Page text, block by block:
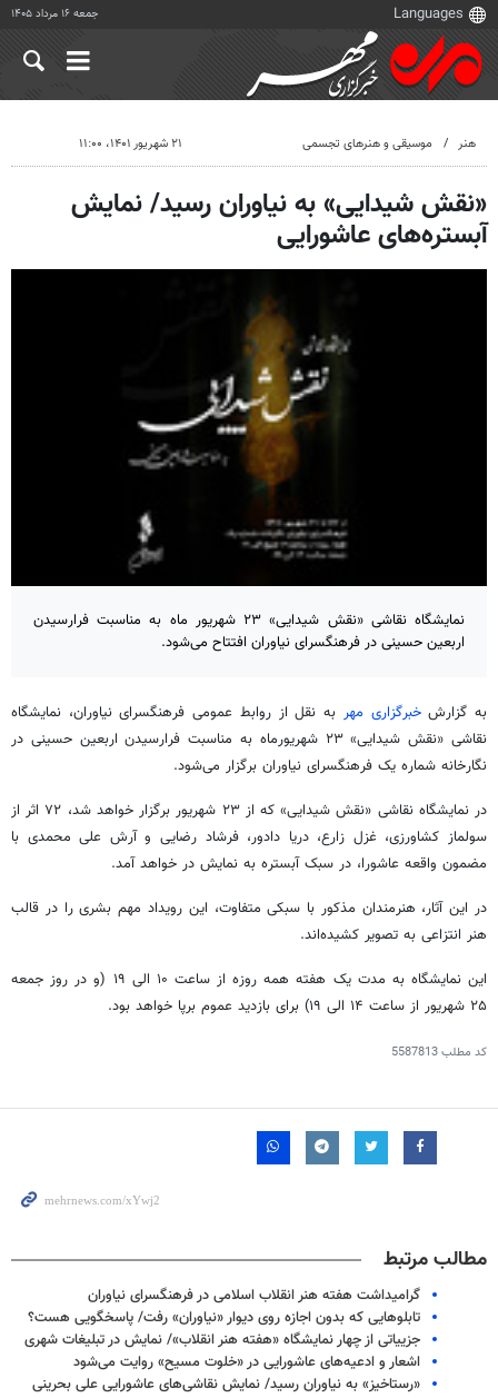
جمعه ۱۶ مرداد ۱۴۰۵
هنر موسیقی و هنرهای تجسمی ۲۱ شهریور ۱۴۰۱، ۱۱:۰۰
«نقش شیدایی» به نیاوران رسید/ نمایش
آبستره‌های عاشورایی
نمایشگاه نقاشی «نقش شیدایی» ۲۳ شهریور ماه به مناسبت فرارسیدن
اربعین حسینی در فرهنگسرای نیاوران افتتاح می‌شود.
به گزارشخبرگزاری مهر به نقل از روابط عمومی فرهنگسرای نیاوران، نمایشگاه
نقاشی «نقش شیدایی» ۲۳ شهریورماه به مناسبت فرارسیدن اربعین حسینی در
نگارخانه شماره یک فرهنگسرای نیاوران برگزار می‌شود.
در نمایشگاه نقاشی «نقش شیدایی» که از ۲۳ شهریور برگزار خواهد شد، ۷۲ اثر از
سولماز کشاورزی، غزل زارع، دریا دادور، فرشاد رضایی و آرش علی محمدی با
مضمون واقعه عاشورا، در سبک آبستره به نمایش در خواهد آمد.
در این آثار، هنرمندان مذکور با سبکی متفاوت، این رویداد مهم بشری را در قالب
هنر انتزاعی به تصویر کشیده‌اند.
این نمایشگاه به مدت یک هفته همه روزه از ساعت ۱۰ الی ۱۹ (و در روز جمعه
۲۵ شهریور از ساعت ۱۴ الی ۱۹) برای بازدید عموم برپا خواهد بود.
کد مطلب5587813
مطالب مرتبط
گرامیداشت هفته هنر انقلاب اسلامی در فرهنگسرای نیاوران
تابلوهایی که بدون اجازه روی دیوار «نیاوران» رفت/ پاسخگویی هست؟
جزییاتی از چهار نمایشگاه «هفته هنر انقلاب»/ نمایش در تبلیغات شهری
اشعار و ادعیه‌های عاشورایی در «خلوت مسیح» روایت می‌شود
«رستاخیز» به نیاوران رسید/ نمایش نقاشی‌های عاشورایی علی بحرینی